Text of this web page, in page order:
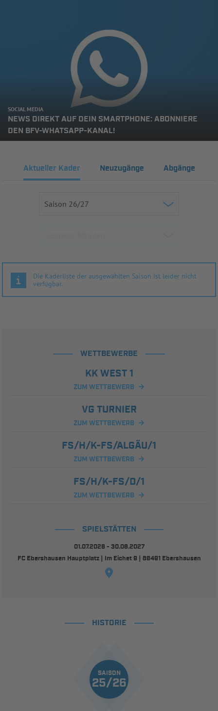
SOCIAL MEDIA
NEWS DIREKT AUF DEIN SMARTPHONE: ABONNIERE
DEN BFV-WHATSAPP-KANAL!
Aktueller Kader Neuzugänge Abgänge
Die Kaderliste der ausgewählten Saison ist leider nicht
verfügbar.
WETTBEWERBE
KK WEST 1
ZUM WETTBEWERB
VG TURNIER
ZUM WETTBEWERB
FS/H/K-FS/ALGÄU/1
ZUM WETTBEWERB
FS/H/K-FS/D/1
ZUM WETTBEWERB
SPIELSTÄTTEN
01.07.2026 - 30.06.2027
FC Ebershausen Hauptplatz | Im Eichet 9 | 86491 Ebershausen
HISTORIE
SAISON
25/26